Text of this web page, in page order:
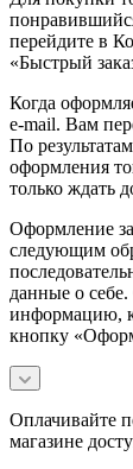
перейдите в
«Быстрый
Когда
e-mail. Вам
По
оформления
только ждать
Оформление
следующим
данные о
информацию,
кнопку
Оплачивайте
магазине